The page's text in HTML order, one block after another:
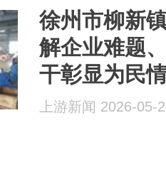
徐州市柳新
解企业难题
干彰显为民
上游新闻 2026-05-